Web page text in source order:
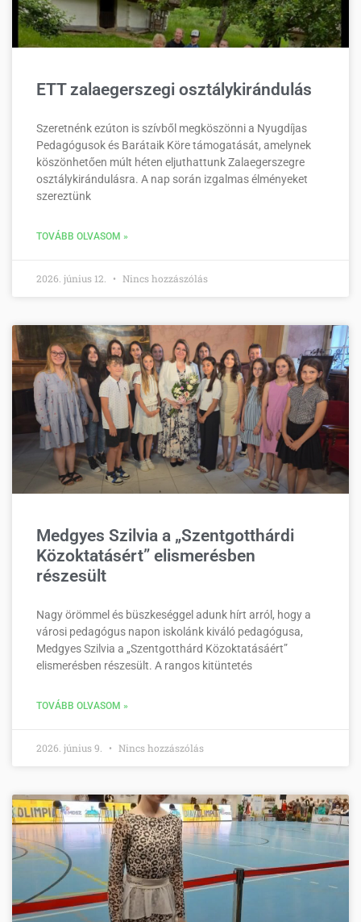
ETT zalaegerszegi osztálykirándulás
Szeretnénk ezúton is szívből megköszönni a Nyugdíjas
Pedagógusok és Barátaik Köre támogatását, amelynek
köszönhetően múlt héten eljuthattunk Zalaegerszegre
osztálykirándulásra. A nap során izgalmas élményeket
szereztünk
TOVÁBB OLVASOM »
2026. június 12. Nincs hozzászólás
Medgyes Szilvia a „Szentgotthárdi
Közoktatásért” elismerésben
részesült
Nagy örömmel és büszkeséggel adunk hírt arról, hogy a
városi pedagógus napon iskolánk kiváló pedagógusa,
Medgyes Szilvia a „Szentgotthárd Közoktatásáért”
elismerésben részesült. A rangos kitüntetés
TOVÁBB OLVASOM »
2026. június 9. Nincs hozzászólás